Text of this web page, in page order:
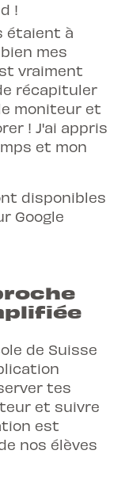
!
étaient à
mes
vraiment
récapituler
moniteur et
! J'ai appris
et mon
disponibles
Google
de Suisse
tes
et suivre
est
nos élèves